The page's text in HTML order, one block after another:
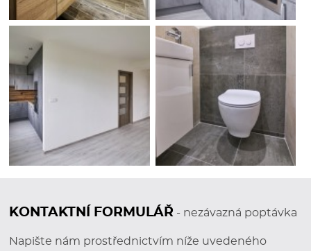
KONTAKTNÍ FORMULÁŘ - nezávazná poptávka
Napište nám prostřednictvím níže uvedeného